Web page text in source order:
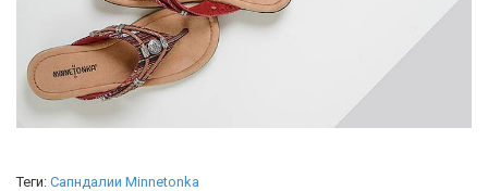
Теги: Сапндалии Minnetonka